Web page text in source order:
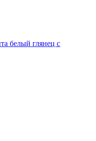
белый глянец с